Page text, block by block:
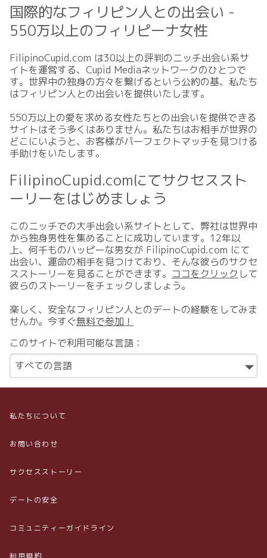
国際的なフィリピン人との出会い -
550万以上のフィリピーナ女性
FilipinoCupid.com は30以上の評判のニッチ出会い系サ
イトを運営する、Cupid Mediaネットワークのひとつで
す。世界中の独身の方々を繋げるという公約の基、私たち
はフィリピン人との出会いを提供いたします。
550万以上の愛を求める女性たちとの出会いを提供できる
サイトはそう多くはありません。私たちはお相手が世界の
どこにいようと、お客様がパーフェクトマッチを見つける
手助けをいたします。
FilipinoCupid.comにてサクセススト
ーリーをはじめましょう
このニッチでの大手出会い系サイトとして、弊社は世界中
から独身男性を集めることに成功しています。12年以
上、何千ものハッピーな男女が FilipinoCupid.com にて
出会い、運命の相手を見つけており、そんな彼らのサクセ
スストーリーを見ることができます。 ココをクリック して
彼らのストーリーをチェックしましょう。
楽しく、安全なフィリピン人とのデートの経験をしてみま
せんか。今すぐ無料で参加！
このサイトで利用可能な言語：
私たちについて
お問い合わせ
サクセスストーリー
デートの安全
コミュニティーガイドライン
利用規約